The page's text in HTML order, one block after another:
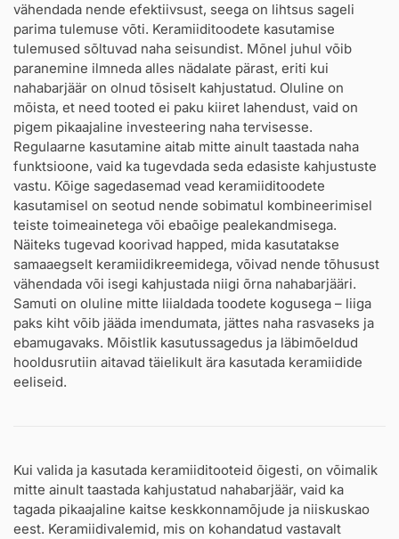
vähendada nende efektiivsust, seega on lihtsus sageli
parima tulemuse võti. Keramiiditoodete kasutamise
tulemused sõltuvad naha seisundist. Mõnel juhul võib
paranemine ilmneda alles nädalate pärast, eriti kui
nahabarjäär on olnud tõsiselt kahjustatud. Oluline on
mõista, et need tooted ei paku kiiret lahendust, vaid on
pigem pikaajaline investeering naha tervisesse.
Regulaarne kasutamine aitab mitte ainult taastada naha
funktsioone, vaid ka tugevdada seda edasiste kahjustuste
vastu. Kõige sagedasemad vead keramiiditoodete
kasutamisel on seotud nende sobimatul kombineerimisel
teiste toimeainetega või ebaõige pealekandmisega.
Näiteks tugevad koorivad happed, mida kasutatakse
samaaegselt keramiidikreemidega, võivad nende tõhusust
vähendada või isegi kahjustada niigi õrna nahabarjääri.
Samuti on oluline mitte liialdada toodete kogusega – liiga
paks kiht võib jääda imendumata, jättes naha rasvaseks ja
ebamugavaks. Mõistlik kasutussagedus ja läbimõeldud
hooldusrutiin aitavad täielikult ära kasutada keramiidide
eeliseid.
Kui valida ja kasutada keramiiditooteid õigesti, on võimalik
mitte ainult taastada kahjustatud nahabarjäär, vaid ka
tagada pikaajaline kaitse keskkonnamõjude ja niiskuskao
eest. Keramiidivalemid, mis on kohandatud vastavalt